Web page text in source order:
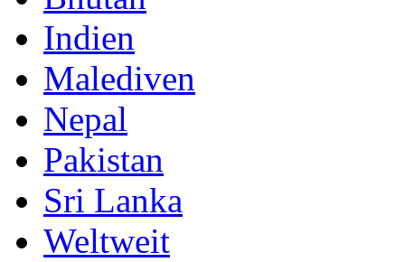
Indien
Malediven
Nepal
Pakistan
Sri Lanka
Weltweit